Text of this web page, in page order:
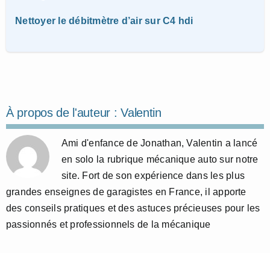
Nettoyer le débitmètre d’air sur C4 hdi
À propos de l'auteur :Valentin
Ami d'enfance de Jonathan, Valentin a lancé
en solo la rubrique mécanique auto sur notre
site. Fort de son expérience dans les plus
grandes enseignes de garagistes en France, il apporte
des conseils pratiques et des astuces précieuses pour les
passionnés et professionnels de la mécanique